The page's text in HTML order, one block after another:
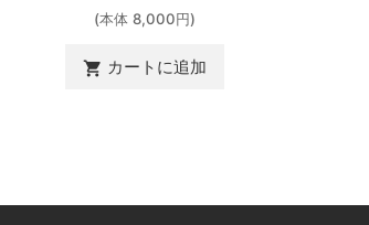
(本体 8,000円)
shopping_cart カートに追加